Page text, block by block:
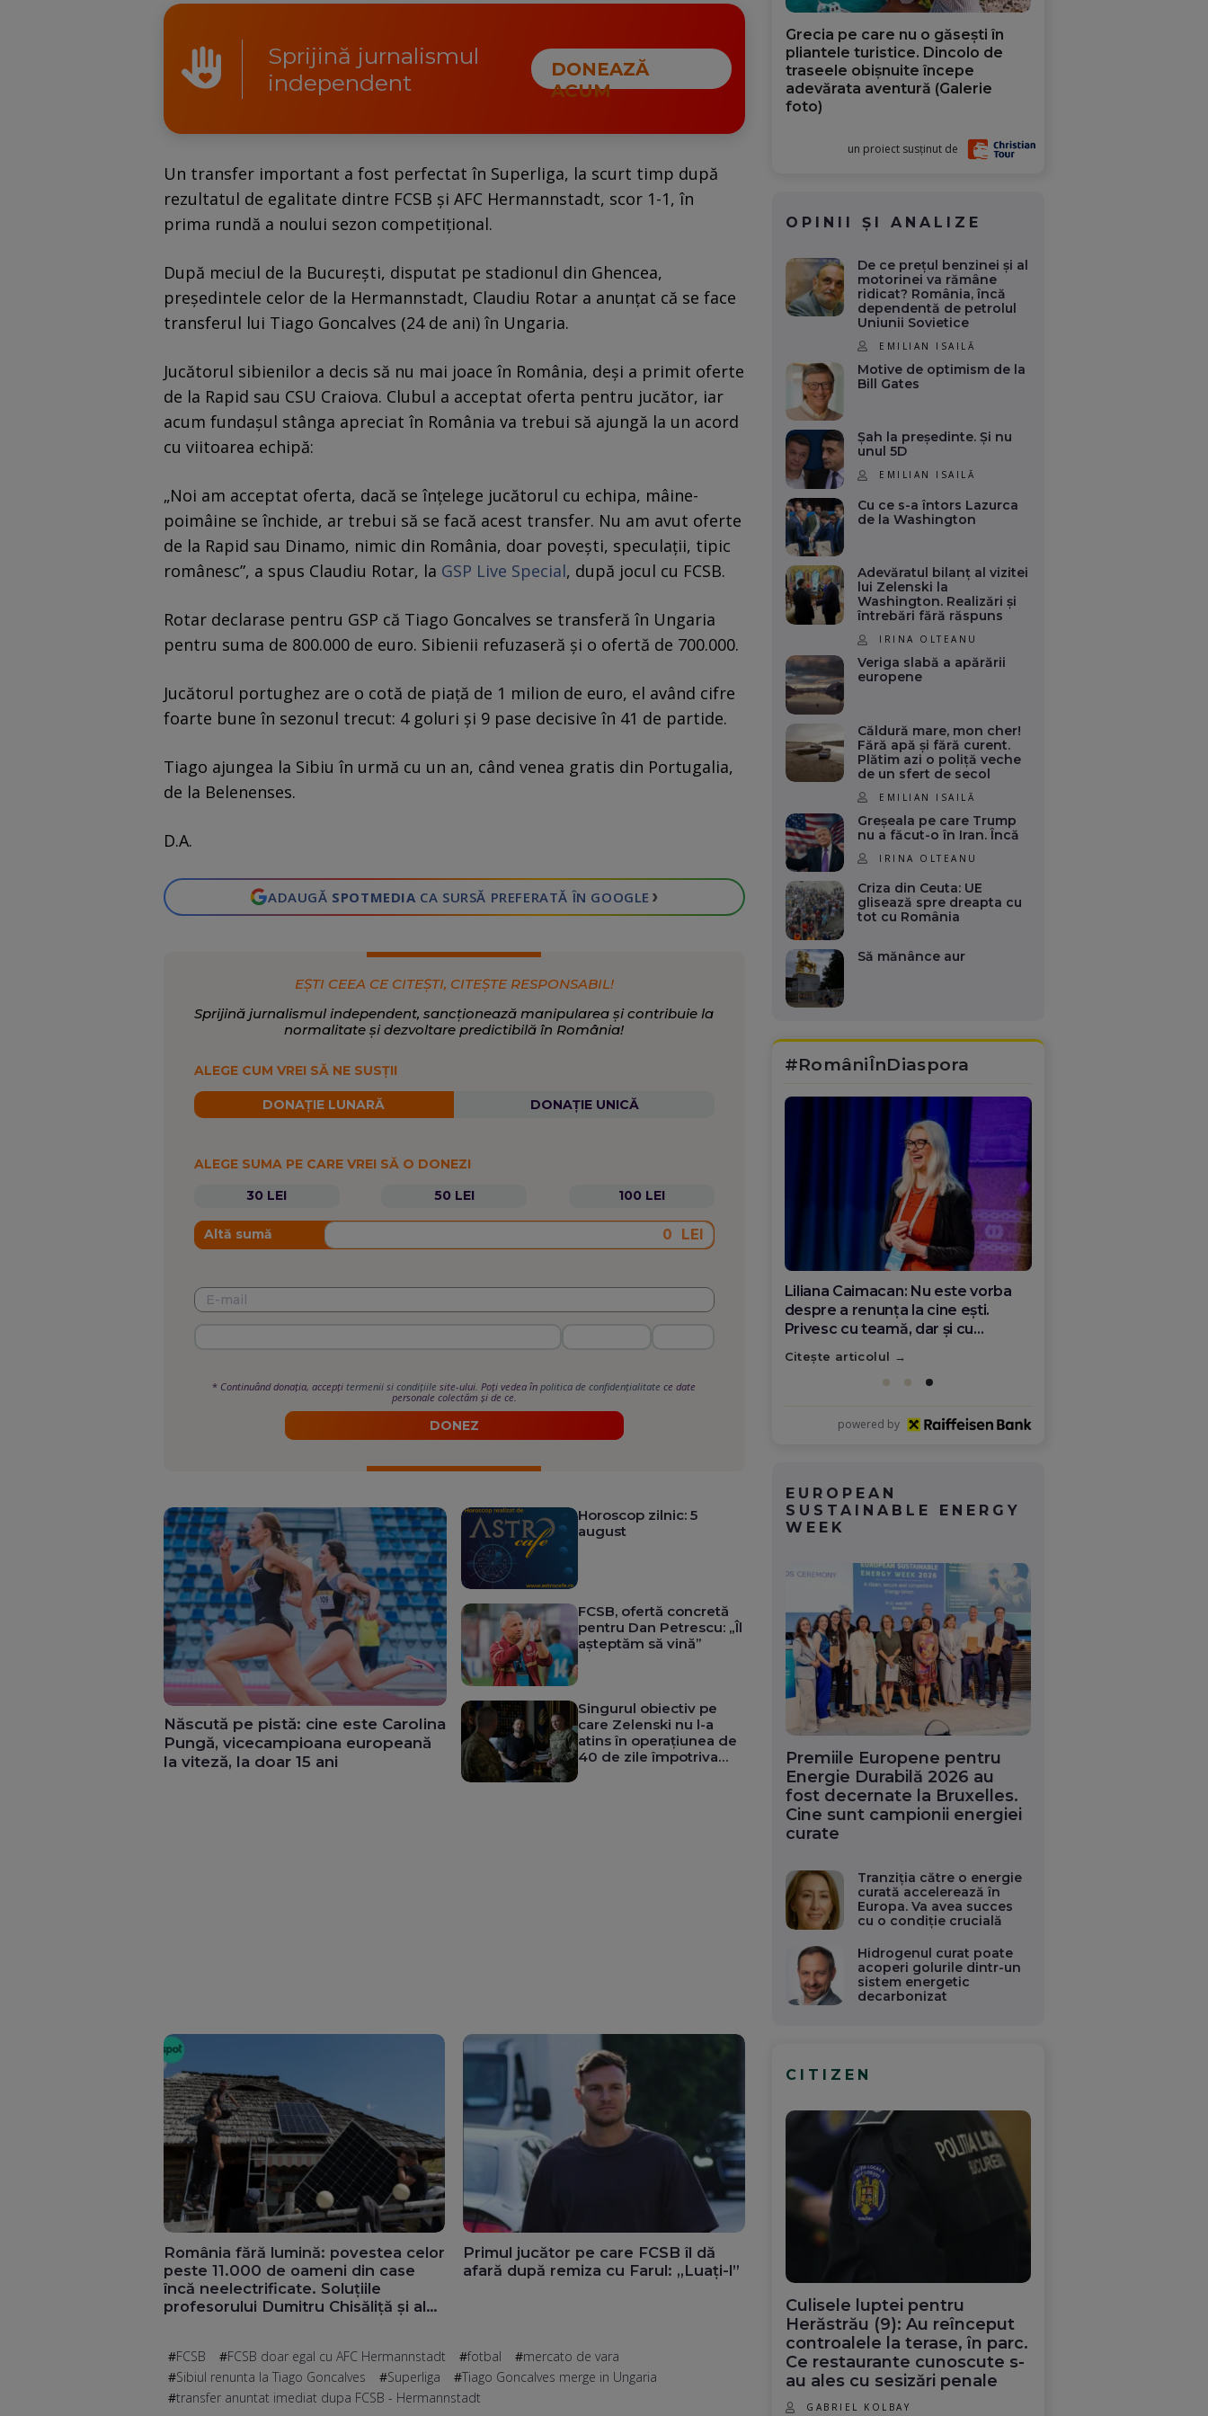
Sprijină jurnalismul
independent
DONEAZĂ
ACUM
Un transfer important a fost perfectat în Superliga, la scurt timp după
rezultatul de egalitate dintre FCSB și AFC Hermannstadt, scor 1-1, în
prima rundă a noului sezon competițional.
După meciul de la București, disputat pe stadionul din Ghencea,
președintele celor de la Hermannstadt, Claudiu Rotar a anunțat că se face
transferul lui Tiago Goncalves (24 de ani) în Ungaria.
Jucătorul sibienilor a decis să nu mai joace în România, deși a primit oferte
de la Rapid sau CSU Craiova. Clubul a acceptat oferta pentru jucător, iar
acum fundașul stânga apreciat în România va trebui să ajungă la un acord
cu viitoarea echipă:
„Noi am acceptat oferta, dacă se înțelege jucătorul cu echipa, mâine-
poimâine se închide, ar trebui să se facă acest transfer. Nu am avut oferte
de la Rapid sau Dinamo, nimic din România, doar povești, speculații, tipic
românesc”, a spus Claudiu Rotar, la GSP Live Special, după jocul cu FCSB.
Rotar declarase pentru GSP că Tiago Goncalves se transferă în Ungaria
pentru suma de 800.000 de euro. Sibienii refuzaseră și o ofertă de 700.000.
Jucătorul portughez are o cotă de piață de 1 milion de euro, el având cifre
foarte bune în sezonul trecut: 4 goluri și 9 pase decisive în 41 de partide.
Tiago ajungea la Sibiu în urmă cu un an, când venea gratis din Portugalia,
de la Belenenses.
D.A.
ADAUGĂ SPOTMEDIA CA SURSĂ PREFERATĂ ÎN GOOGLE ›
EȘTI CEEA CE CITEȘTI, CITEȘTE RESPONSABIL!
Sprijină jurnalismul independent, sancționează manipularea și contribuie la
normalitate și dezvoltare predictibilă în România!
ALEGE CUM VREI SĂ NE SUSȚII
DONAȚIE LUNARĂ DONAȚIE UNICĂ
ALEGE SUMA PE CARE VREI SĂ O DONEZI
30 LEI
50 LEI 100 LEI
Altă sumă LEI
* Continuând donația, accepțitermenii si condițiile site-ului. Poți vedea înpolitica de confidențialitate ce date
personale colectăm și de ce.
DONEZ
Născută pe pistă: cine este Carolina
Pungă, vicecampioana europeană
la viteză, la doar 15 ani
Horoscop zilnic: 5
august
FCSB, ofertă concretă
pentru Dan Petrescu: „Îl
așteptăm să vină”
Singurul obiectiv pe
care Zelenski nu l-a
atins în operațiunea de
40 de zile împotriva
România fără lumină: povestea celor
peste 11.000 de oameni din case
încă neelectrificate. Soluțiile
profesorului Dumitru Chisăliță și ale
Primul jucător pe care FCSB îl dă
afară după remiza cu Farul: „Luați-l”
FCSB FCSB doar egal cu AFC Hermannstadt fotbal
mercato de vara
Sibiul renunta la Tiago Goncalves
Superliga
Tiago Goncalves merge in Ungaria
transfer anuntat imediat dupa FCSB - Hermannstadt
Grecia pe care nu o găsești în
pliantele turistice. Dincolo de
traseele obișnuite începe
adevărata aventură (Galerie
foto)
un proiect susținut de
OPINII ȘI ANALIZE
De ce prețul benzinei și al
motorinei va rămâne
ridicat? România, încă
dependentă de petrolul
Uniunii Sovietice
EMILIAN ISAILĂ
Motive de optimism de la
Bill Gates
Șah la președinte. Și nu
unul 5D
EMILIAN ISAILĂ
Cu ce s-a întors Lazurca
de la Washington
Adevăratul bilanț al vizitei
lui Zelenski la
Washington. Realizări și
întrebări fără răspuns
IRINA OLTEANU
Veriga slabă a apărării
europene
Căldură mare, mon cher!
Fără apă și fără curent.
Plătim azi o poliță veche
de un sfert de secol
EMILIAN ISAILĂ
Greșeala pe care Trump
nu a făcut-o în Iran. Încă
IRINA OLTEANU
Criza din Ceuta: UE
glisează spre dreapta cu
tot cu România
Să mănânce aur
#RomâniÎnDiaspora
Diana Olar, românca de la Google
care demonstrează că diaspora
poate schimba România
Citește articolul
powered by
EUROPEAN
SUSTAINABLE ENERGY
WEEK
Premiile Europene pentru
Energie Durabilă 2026 au
fost decernate la Bruxelles.
Cine sunt campionii energiei
curate
Tranziția către o energie
curată accelerează în
Europa. Va avea succes
cu o condiție crucială
Hidrogenul curat poate
acoperi golurile dintr-un
sistem energetic
decarbonizat
CITIZEN
Culisele luptei pentru
Herăstrău (9): Au reînceput
controalele la terase, în parc.
Ce restaurante cunoscute s-
au ales cu sesizări penale
GABRIEL KOLBAY